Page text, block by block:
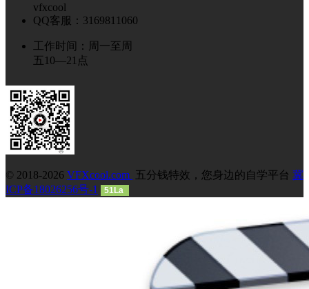
vfxcool
QQ客服：3169811060
工作时间：周一至周
五10—21点
© 2018-2026 VFXcool.com 五分钱特效，您身边的自学平台 冀
ICP备18026256号-1
51La